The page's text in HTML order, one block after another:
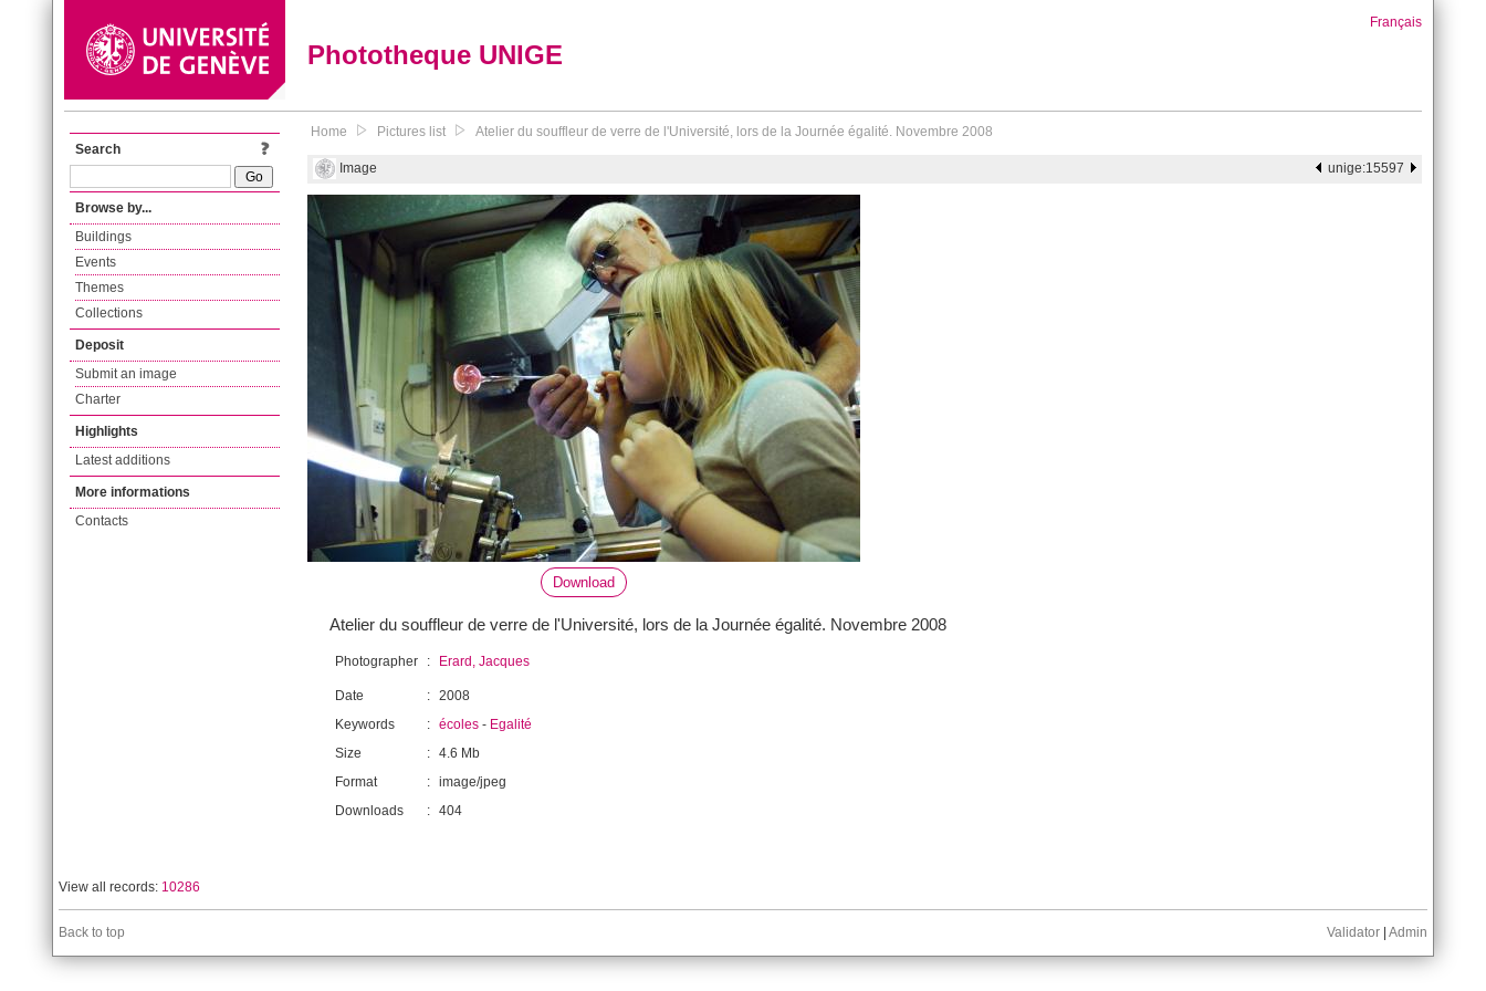
Phototheque UNIGE
Français
Search
Browse by...
Buildings
Events
Themes
Collections
Deposit
Submit an image
Charter
Highlights
Latest additions
More informations
Contacts
Home Pictures list Atelier du souffleur de verre de l'Université, lors de la Journée égalité. Novembre 2008
Image unige:15597
Download
Atelier du souffleur de verre de l'Université, lors de la Journée égalité. Novembre 2008
Photographer : Erard, Jacques
Date : 2008
Keywords
: écoles - Egalité
Size
: 4.6 Mb
Format
: image/jpeg
Downloads
: 404
View all records: 10286
Back to top Validator Admin